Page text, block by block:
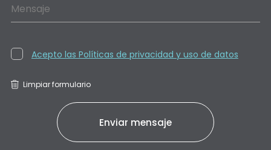
Mensaje
Acepto las Políticas de privacidad y uso de datos
Limpiar formulario